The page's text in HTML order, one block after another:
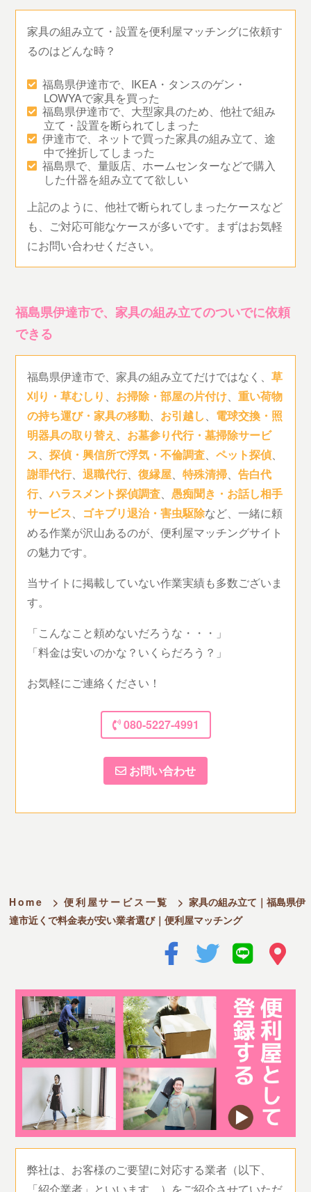
家具の組み立て・設置を便利屋マッチングに依頼す
るのはどんな時？
福島県伊達市で、IKEA・タンスのゲン・
LOWYAで家具を買った
福島県伊達市で、大型家具のため、他社で組み
立て・設置を断られてしまった
伊達市で、ネットで買った家具の組み立て、途
中で挫折してしまった
福島県で、量販店、ホームセンターなどで購入
した什器を組み立てて欲しい
上記のように、他社で断られてしまったケースなど
も、ご対応可能なケースが多いです。まずはお気軽
にお問い合わせください。
福島県伊達市で、家具の組み立てのついでに依頼
できる
福島県伊達市で、家具の組み立てだけではなく、草
刈り・草むしり 、 お掃除・部屋の片付け、重い荷物
の持ち運び・家具の移動、 お引越し、 電球交換・照
明器具の取り替え 、 お墓参り代行・墓掃除サービ
ス、探偵・興信所で浮気・不倫調査、ペット探偵、
謝罪代行、退職代行、復縁屋、特殊清掃、告白代
行、ハラスメント探偵調査、愚痴聞き・お話し相手
サービス、 ゴキブリ退治・害虫駆除など、一緒に頼
める作業が沢山あるのが、便利屋マッチングサイト
の魅力です。
当サイトに掲載していない作業実績も多数ございま
す。
「こんなこと頼めないだろうな・・・」
「料金は安いのかな？いくらだろう？」
お気軽にご連絡ください！
080-5227-4991
お問い合わせ
Home > 便利屋サービス一覧 > 家具の組み立て｜福島県伊
達市近くで料金表が安い業者選び｜便利屋マッチング
弊社は、お客様のご要望に対応する業者（以下、